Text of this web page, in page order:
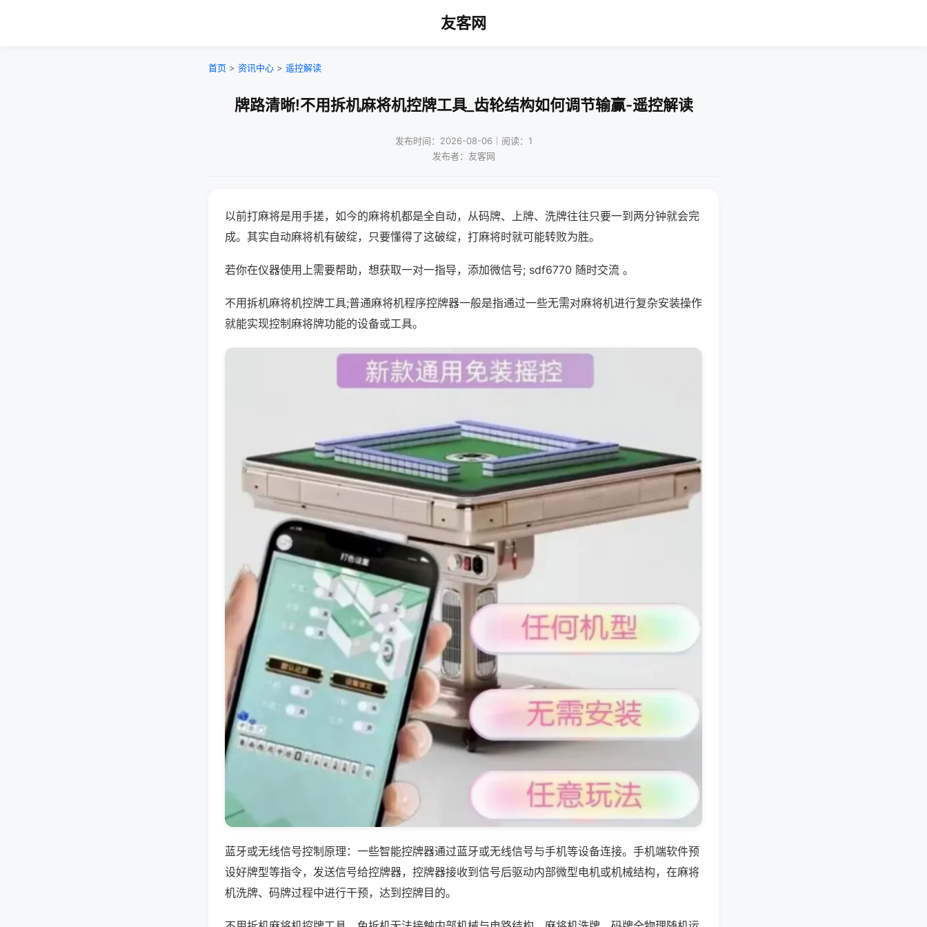
友客网
首页 > 资讯中心 > 遥控解读
牌路清晰!不用拆机麻将机控牌工具_齿轮结构如何调节输赢-遥控解读
发布时间：2026-08-06｜阅读：1
发布者：友客网
以前打麻将是用手搓，如今的麻将机都是全自动，从码牌、上牌、洗牌往往只要一到两分钟就会完
成。其实自动麻将机有破绽，只要懂得了这破绽，打麻将时就可能转败为胜。
若你在仪器使用上需要帮助，想获取一对一指导，添加微信号; sdf6770 随时交流 。
不用拆机麻将机控牌工具;普通麻将机程序控牌器一般是指通过一些无需对麻将机进行复杂安装操作
就能实现控制麻将牌功能的设备或工具。
蓝牙或无线信号控制原理：一些智能控牌器通过蓝牙或无线信号与手机等设备连接。手机端软件预
设好牌型等指令，发送信号给控牌器，控牌器接收到信号后驱动内部微型电机或机械结构，在麻将
机洗牌、码牌过程中进行干预，达到控牌目的。